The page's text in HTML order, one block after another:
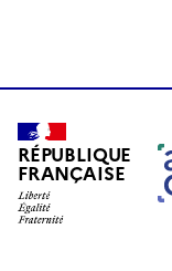
RÉPUBLIQUE
FRANÇAISE